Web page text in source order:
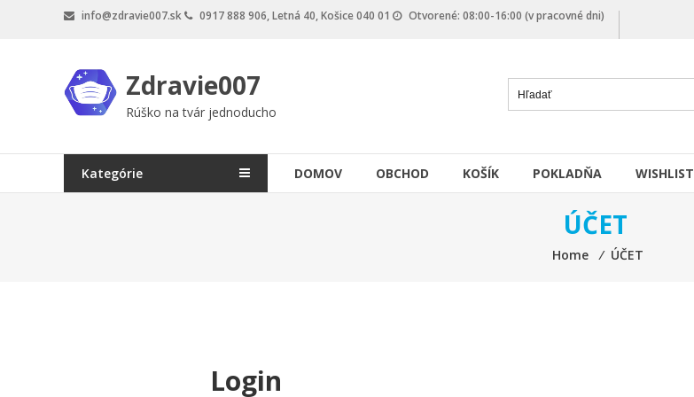
info@zdravie007.sk 0917 888 906, Letná 40, Košice 040 01 Otvorené: 08:00-16:00 (v pracovné dni)
Zdravie007
Rúško na tvár jednoducho
Kategórie DOMOV OBCHOD KOŠÍK POKLADŇA WISHLIST
ÚČET
Home ⁄ ÚČET
Login